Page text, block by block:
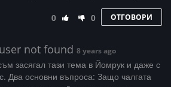
0 0 ОТГОВОРИ
not found 8 years ago
засягал тази тема в Йомрук и даже с
Два основни въпроса: Защо чалгата